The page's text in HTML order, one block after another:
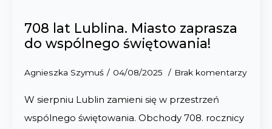
708 lat Lublina. Miasto zaprasza
do wspólnego świętowania!
Agnieszka Szymuś 04/08/2025 Brak komentarzy
W sierpniu Lublin zamieni się w przestrzeń
wspólnego świętowania. Obchody 708. rocznicy